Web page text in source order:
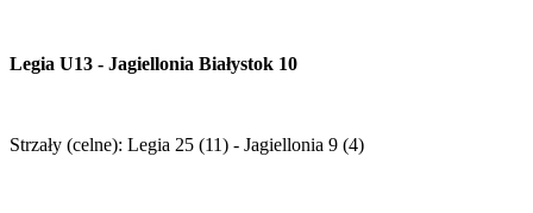
Legia U13 - Jagiellonia Białystok 10
Strzały (celne): Legia 25 (11) - Jagiellonia 9 (4)